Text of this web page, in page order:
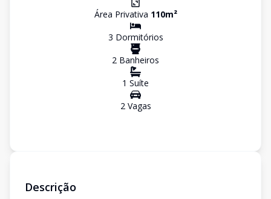
Área Privativa 110m²
3 Dormitórios
2 Banheiros
1 Suíte
2Vagas
Descrição